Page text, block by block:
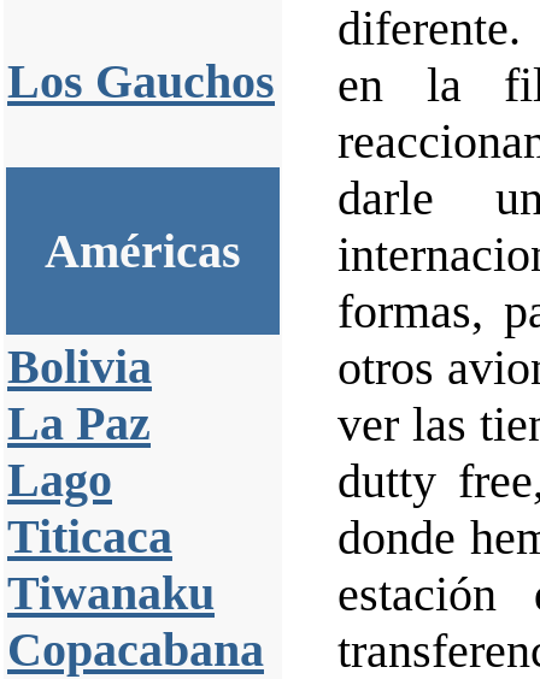
Los Gauchos
Américas
Bolivia
La Paz
Lago
Titicaca
Tiwanaku
Copacabana
en la
darle
formas,
otros
ver las
dutty
donde